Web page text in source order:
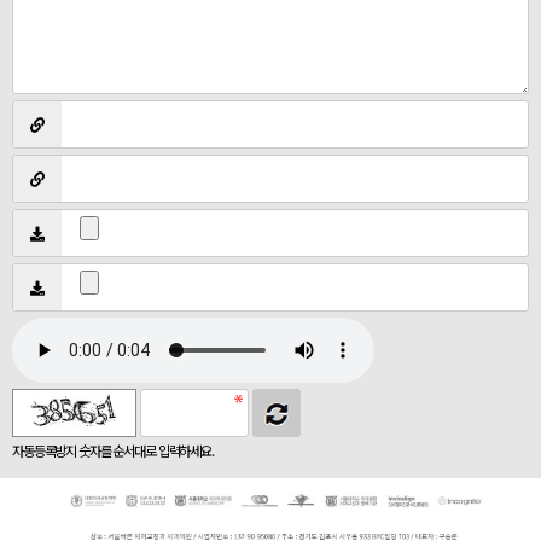
자동등록방지 숫자를 순서대로 입력하세요.